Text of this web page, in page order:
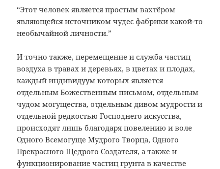
“Этот человек является простым вахтёром
являющейся источником чудес фабрики какой-то
необычайной личности.”
И точно также, перемещение и служба частиц
воздуха в травах и деревьях, в цветах и плодах,
каждый индивидуум которых является
отдельным Божественным письмом, отдельным
чудом могущества, отдельным дивом мудрости и
отдельной редкостью Господнего искусства,
происходят лишь благодаря повелению и воле
Одного Всемогуще Мудрого Творца, Одного
Прекрасного Щедрого Создателя, а также и
функционирование частиц грунта в качестве